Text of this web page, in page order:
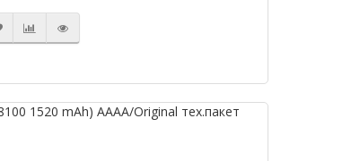
1520 mAh) AAAA/Original тех.пакет